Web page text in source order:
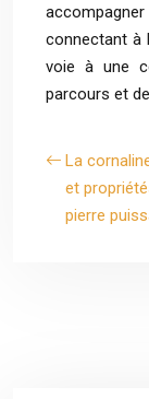
connectant à
voie à une
parcours et
La
et
pierre